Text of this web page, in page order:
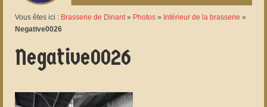
Vous êtes ici : Brasserie de Dinant» Photos » Intérieur de la brasserie »
Negative0026
Negative0026